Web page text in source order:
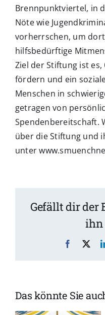
Brennpunktviertel, in
Nöte wie
vorherrschen, um
hilfsbedürftige
Ziel der Stiftung ist
fördern und ein
Menschen in
getragen von
Spendenbereitschaft.
über die Stiftung und
unter
Gefällt dir der
ihn
Facebook
X
Das könnte Sie